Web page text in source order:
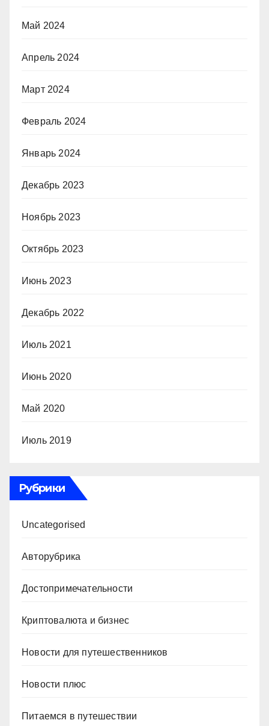
Май 2024
Апрель 2024
Март 2024
Февраль 2024
Январь 2024
Декабрь 2023
Ноябрь 2023
Октябрь 2023
Июнь 2023
Декабрь 2022
Июль 2021
Июнь 2020
Май 2020
Июль 2019
Рубрики
Uncategorised
Авторубрика
Достопримечательности
Криптовалюта и бизнес
Новости для путешественников
Новости плюс
Питаемся в путешествии